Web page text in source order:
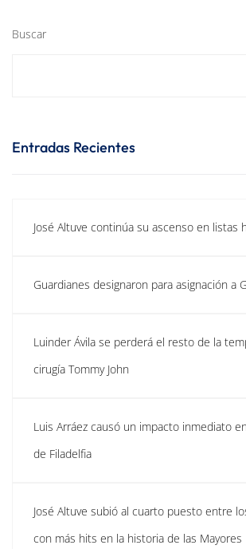
Buscar
Entradas Recientes
José Altuve continúa su ascenso en listas
Guardianes designaron para asignación a
Luinder Ávila se perderá el resto de la
cirugía Tommy John
Luis Arráez causó un impacto inmediato
de Filadelfia
José Altuve subió al cuarto puesto entre
con más hits en la historia de las Mayores